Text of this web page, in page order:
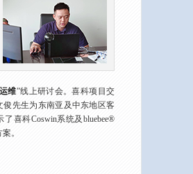
维”线上研讨会。喜科项目交
俊先生为东南亚及中东地区客
了喜科Coswin系统及bluebee®
。